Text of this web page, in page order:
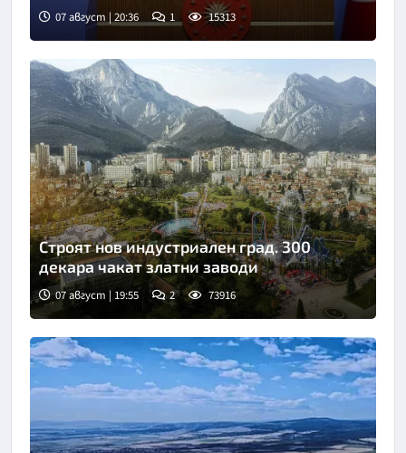
07 август | 20:36 1 15313
Строят нов индустриален град. 300
декара чакат златни заводи
07 август | 19:55 2 73916